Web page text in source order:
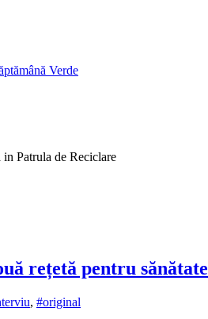
Verde
rețetă pentru sănătate
, #original